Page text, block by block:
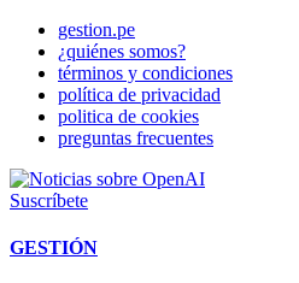
gestion.pe
¿quiénes somos?
términos y condiciones
política de privacidad
politica de cookies
preguntas frecuentes
Suscríbete
GESTIÓN